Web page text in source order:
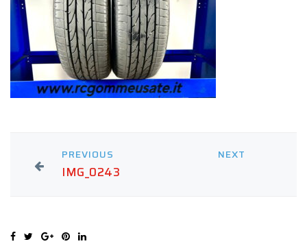
PREVIOUS
IMG_0243
NEXT